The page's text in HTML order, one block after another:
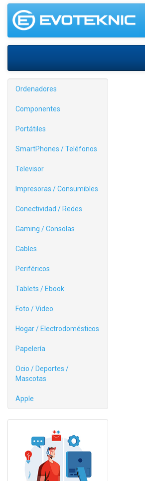
Ordenadores
Componentes
Portátiles
SmartPhones / Teléfonos
Televisor
Impresoras / Consumibles
Conectividad / Redes
Gaming / Consolas
Cables
Periféricos
Tablets / Ebook
Foto / Video
Hogar / Electrodomésticos
Papelería
Ocio / Deportes /
Mascotas
Apple